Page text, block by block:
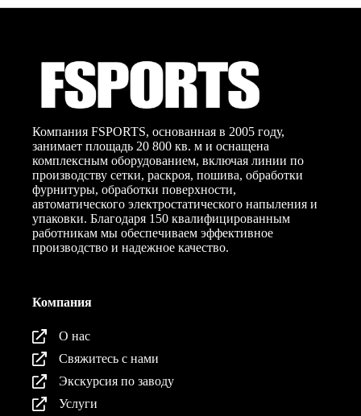
Компания FSPORTS, основанная в 2005 году,
занимает площадь 20 800 кв. м и оснащена
комплексным оборудованием, включая линии по
производству сетки, раскроя, пошива, обработки
фурнитуры, обработки поверхности,
автоматического электростатического напыления и
упаковки. Благодаря 150 квалифицированным
работникам мы обеспечиваем эффективное
производство и надежное качество.
Компания
О нас
Свяжитесь с нами
Экскурсия по заводу
Услуги